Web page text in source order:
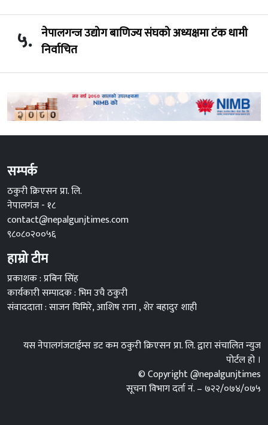
५. नेपालगन्ज उद्योग बाणिज्य संघको अध्यक्षमा टंक धामी
निर्वाचित
सम्पर्क
ठकुरी क्रिएसन प्रा. लि.
नेपालगंज - १८
contact@nepalgunjtimes.com
९८०८०२००५६
हाम्रो टीम
प्रकाशक : प्रबिन सिंह
कार्यकारी सम्पादक : भिम उचै ठकुरी
संवाददाता : साजन घिमिरे, आशिष राना , शेर बहादुर शाही
यस नेपालगंजटाईम्स डट कम ठकुरी क्रिएसन प्रा. लि. द्वारा संचालित न्युज
पोर्टल हो ।
© Copyright @nepalgunjtimes
सूचना विभाग दर्ता नं. – ७२२/०७४/०७५